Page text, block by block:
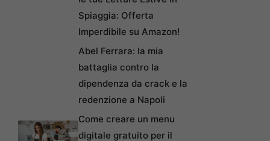
Spiaggia: Offerta
Imperdibile su Amazon!
Abel Ferrara: la mia
battaglia contro la
dipendenza da crack e la
redenzione a Napoli
Come creare un menu
digitale gratuito per il